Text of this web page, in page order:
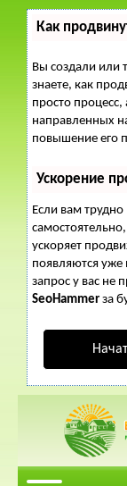
Как
Вы создали или
знаете, как
просто
направленных
повышение его
Ускорение
Если вам
ускоряет
появляются уже
запрос у вас не
SeoHammer за